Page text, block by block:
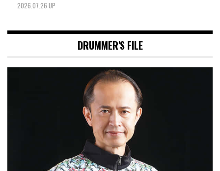
2026.07.26 UP
DRUMMER'S FILE